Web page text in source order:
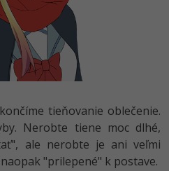
tieňovanie oblečenie.
Nerobte tiene moc dlhé,
ale nerobte je ani veľmi
"prilepené" k postave.